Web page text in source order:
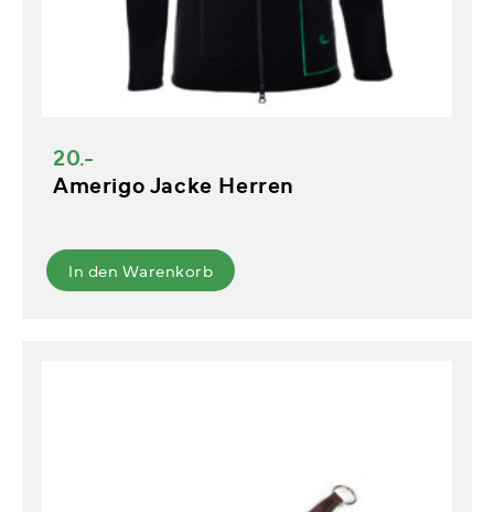
20.-
Amerigo Jacke Herren
In den Warenkorb